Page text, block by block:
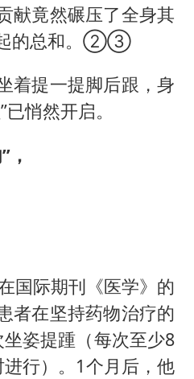
献竟然碾压了全身其
起的总和。②③
着提一提脚后跟，身
悄然开启。
，
国际期刊《医学》的
者在坚持药物治疗的
姿提踵（每次至少8
行）。1个月后，他